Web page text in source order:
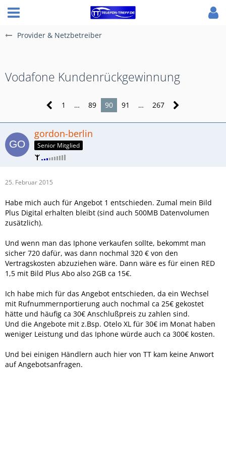
Provider & Netzbetreiber
Vodafone Kundenrückgewinnung
1 … 89 90 91 … 267
gordon-berlin
Senior Mitglied
25. Februar 2015
Habe mich auch für Angebot 1 entschieden. Zumal mein Bild
Plus Digital erhalten bleibt (sind auch 500MB Datenvolumen
zusätzlich).
Und wenn man das Iphone verkaufen sollte, bekommt man
sicher 720 dafür, was dann nochmal 320 € von den
Vertragskosten abzuziehen wäre. Dann wäre es für einen RED
1,5 mit Bild Plus Abo also 2GB ca 15€.
Ich habe mich für das Angebot entschieden, da ein Wechsel
mit Rufnummernportierung auch nochmal ca 25€ gekostet
hätte und häufig ca 30€ Anschlußpreis zu zahlen sind.
Und die Angebote mit z.Bsp. Otelo XL für 30€ im Monat haben
weniger Leistung und das Iphone würde auch ca 300€ kosten.
Und bei einigen Händlern auch hier von TT kam keine Anwort
auf Angebotsanfragen.